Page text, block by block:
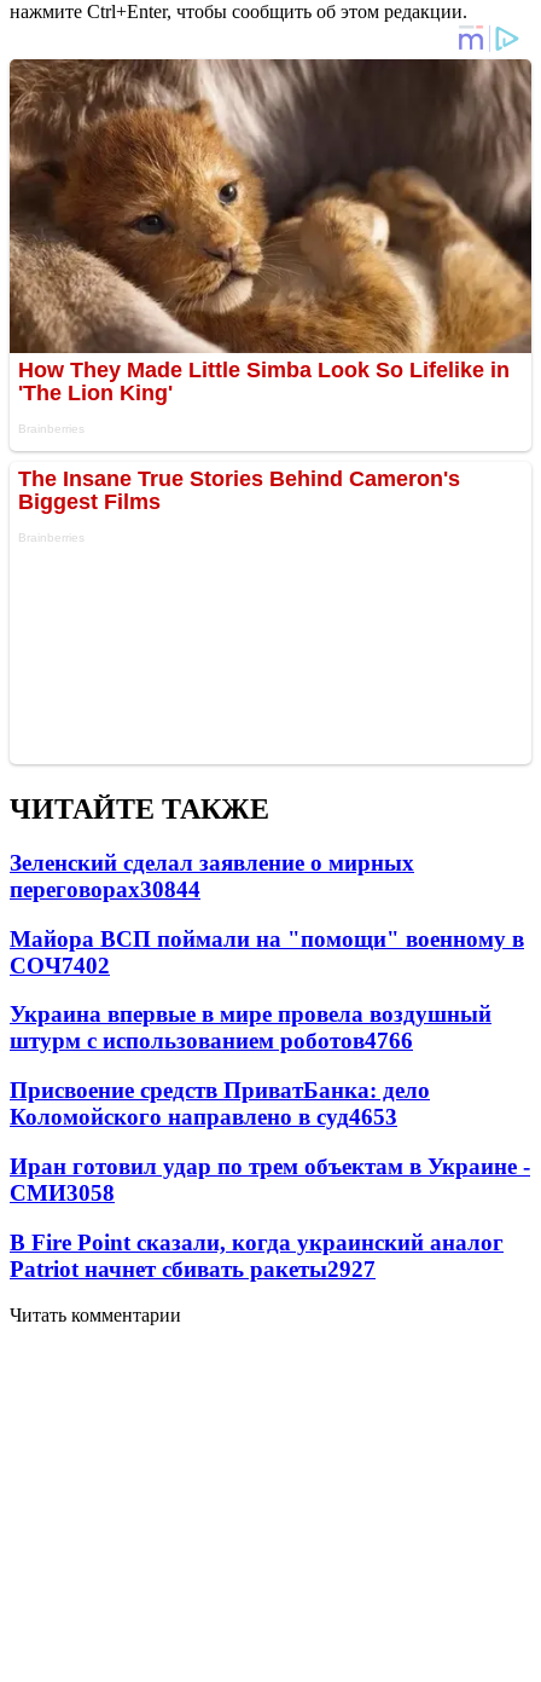
нажмите Ctrl+Enter, чтобы сообщить об этом редакции.
ЧИТАЙТЕ ТАКЖЕ
Зеленский сделал заявление о мирных
переговорах30844
Майора ВСП поймали на "помощи" военному в
СОЧ7402
Украина впервые в мире провела воздушный
штурм с использованием роботов4766
Присвоение средств ПриватБанка: дело
Коломойского направлено в суд4653
Иран готовил удар по трем объектам в Украине -
СМИ3058
В Fire Point сказали, когда украинский аналог
Patriot начнет сбивать ракеты2927
Читать комментарии